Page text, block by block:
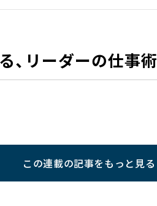
、リーダーの仕事術
この連載の記事をもっと見る